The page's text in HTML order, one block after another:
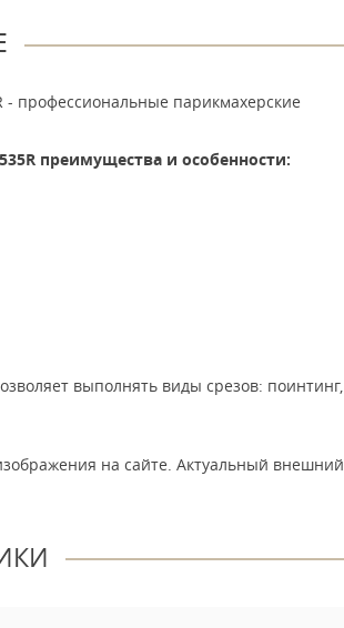
профессиональные парикмахерские
преимущества и особенности:
выполнять виды срезов: поинтинг,
на сайте. Актуальный внешний